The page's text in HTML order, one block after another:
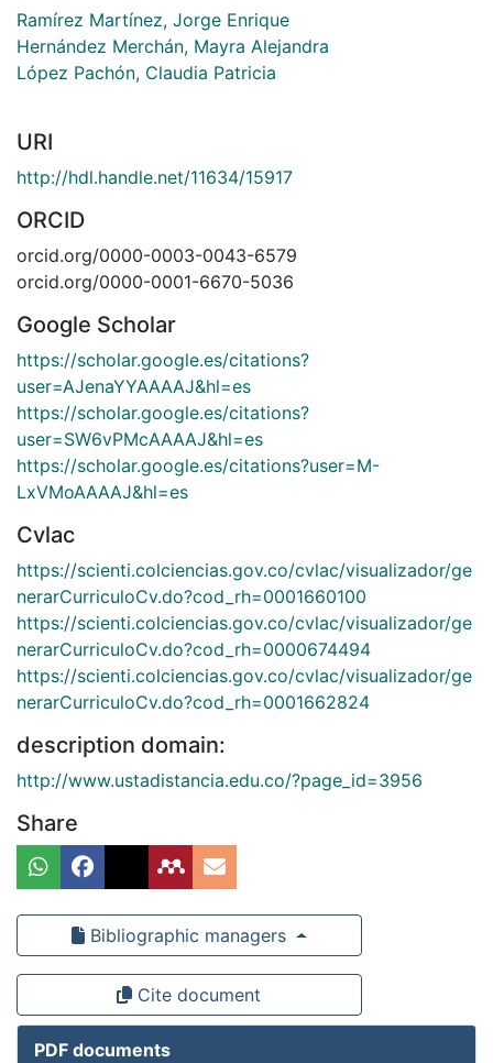
Ramírez Martínez, Jorge Enrique
Hernández Merchán, Mayra Alejandra
López Pachón, Claudia Patricia
URI
http://hdl.handle.net/11634/15917
ORCID
orcid.org/0000-0003-0043-6579
orcid.org/0000-0001-6670-5036
Google Scholar
https://scholar.google.es/citations?
user=AJenaYYAAAAJ&hl=es
https://scholar.google.es/citations?
user=SW6vPMcAAAAJ&hl=es
https://scholar.google.es/citations?user=M-
LxVMoAAAAJ&hl=es
Cvlac
https://scienti.colciencias.gov.co/cvlac/visualizador/ge
nerarCurriculoCv.do?cod_rh=0001660100
https://scienti.colciencias.gov.co/cvlac/visualizador/ge
nerarCurriculoCv.do?cod_rh=0000674494
https://scienti.colciencias.gov.co/cvlac/visualizador/ge
nerarCurriculoCv.do?cod_rh=0001662824
description domain:
http://www.ustadistancia.edu.co/?page_id=3956
Share
Bibliographic managers
Cite document
PDF documents